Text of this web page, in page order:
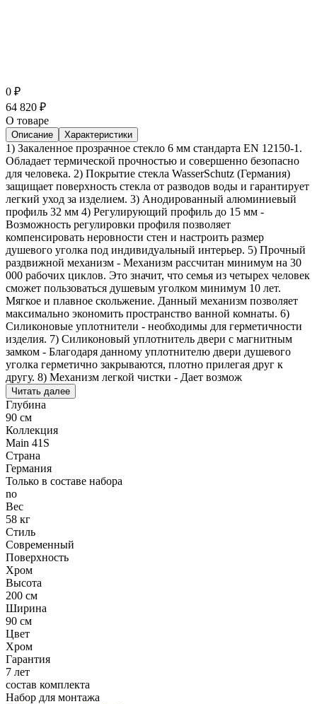
0 ₽
64 820 ₽
О товаре
Описание Характеристики
1) Закаленное прозрачное стекло 6 мм стандарта EN 12150-1.
Обладает термической прочностью и совершенно безопасно
для человека. 2) Покрытие стекла WasserSchutz (Германия)
защищает поверхность стекла от разводов воды и гарантирует
легкий уход за изделием. 3) Анодированный алюминиевый
профиль 32 мм 4) Регулирующий профиль до 15 мм -
Возможность регулировки профиля позволяет
компенсировать неровности стен и настроить размер
душевого уголка под индивидуальный интерьер. 5) Прочный
раздвижной механизм - Механизм рассчитан минимум на 30
000 рабочих циклов. Это значит, что семья из четырех человек
сможет пользоваться душевым уголком минимум 10 лет.
Мягкое и плавное скольжение. Данный механизм позволяет
максимально экономить пространство ванной комнаты. 6)
Силиконовые уплотнители - необходимы для герметичности
изделия. 7) Силиконовый уплотнитель двери с магнитным
замком - Благодаря данному уплотнителю двери душевого
уголка герметично закрываются, плотно прилегая друг к
другу. 8) Механизм легкой чистки - Дает возмож
Читать далее
Глубина
90 см
Коллекция
Main 41S
Страна
Германия
Только в составе набора
no
Вес
58 кг
Стиль
Современный
Поверхность
Хром
Высота
200 см
Ширина
90 см
Цвет
Хром
Гарантия
7 лет
состав комплекта
Набор для монтажа